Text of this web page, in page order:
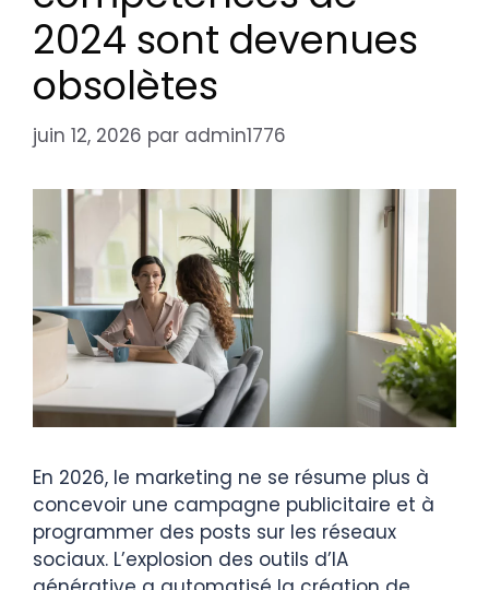
2024 sont devenues
obsolètes
juin 12, 2026 par admin1776
En 2026, le marketing ne se résume plus à
concevoir une campagne publicitaire et à
programmer des posts sur les réseaux
sociaux. L’explosion des outils d’IA